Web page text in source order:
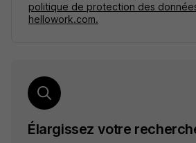
politique de protection des
hellowork.com.
Élargissez votre